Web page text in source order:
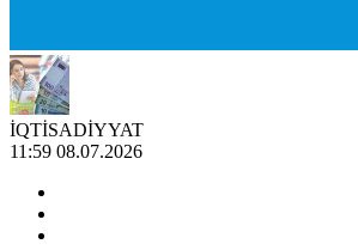
İQTİSADİYYAT
11:59 08.07.2026